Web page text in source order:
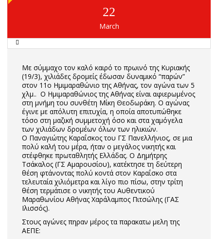
22
March
Με σύμμαχο τον καλό καιρό το πρωινό της Κυριακής
(19/3), χιλιάδες δρομείς έδωσαν δυναμικό “παρών”
στον 11ο Ημιμαραθώνιο της Αθήνας, τον αγώνα των 5
χλμ.. Ο Ημιμαραθώνιος της Αθήνας είναι αφιερωμένος
στη μνήμη του συνθέτη Μίκη Θεοδωράκη. Ο αγώνας
έγινε με απόλυτη επιτυχία, η οποία αποτυπώθηκε
τόσο στη μαζική συμμετοχή όσο και στα χαμόγελα
των χιλιάδων δρομέων όλων των ηλικιών.
Ο Παναγιώτης Καραΐσκος του ΓΣ Πανελλήνιος, σε μια
πολύ καλή του μέρα, ήταν ο μεγάλος νικητής και
στέφθηκε πρωταθλητής Ελλάδας. Ο Δημήτρης
Τσάκαλος (ΓΣ Αμαρουσίου), κατέκτησε τη δεύτερη
θέση φτάνοντας πολύ κοντά στον Καραΐσκο στα
τελευταία χιλιόμετρα και λίγο πιο πίσω, στην τρίτη
θέση τερμάτισε ο νικητής του Αυθεντικού
Μαραθωνίου Αθήνας Χαράλαμπος Πιτσώλης (ΓΑΣ
Ιλισσός).
Στους αγώνες πηραν μέρος τα παρακατω μελη της
ΑΕΠΕ: